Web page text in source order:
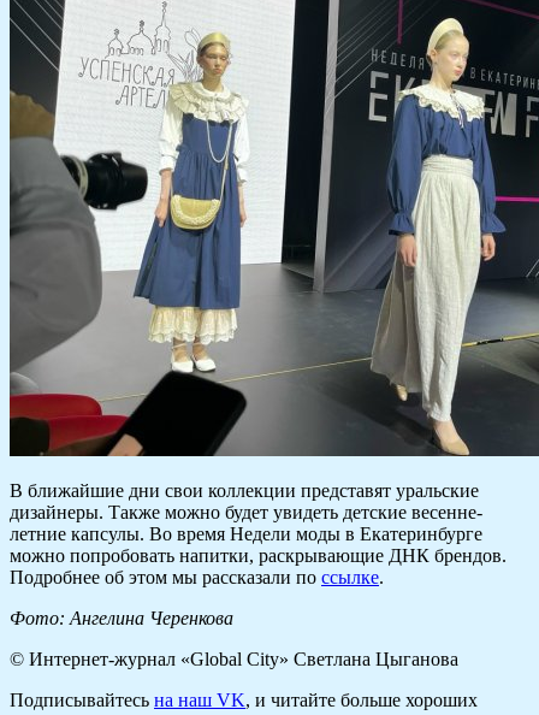
В ближайшие дни свои коллекции представят уральские
дизайнеры. Также можно будет увидеть детские весенне-
летние капсулы. Во время Недели моды в Екатеринбурге
можно попробовать напитки, раскрывающие ДНК брендов.
Подробнее об этом мы рассказали по ссылке.
Фото: Ангелина Черенкова
© Интернет-журнал «Global City» Светлана Цыганова
Подписывайтесь на наш VK, и читайте больше хороших